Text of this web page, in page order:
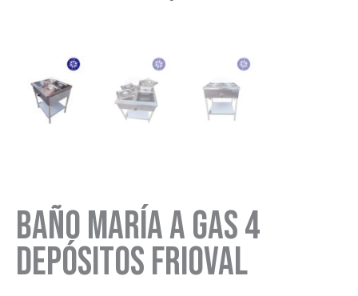
Baño María a Gas 4
Depósitos Frioval